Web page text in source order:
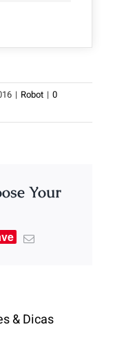
| Robot | 0
Your
& Dicas